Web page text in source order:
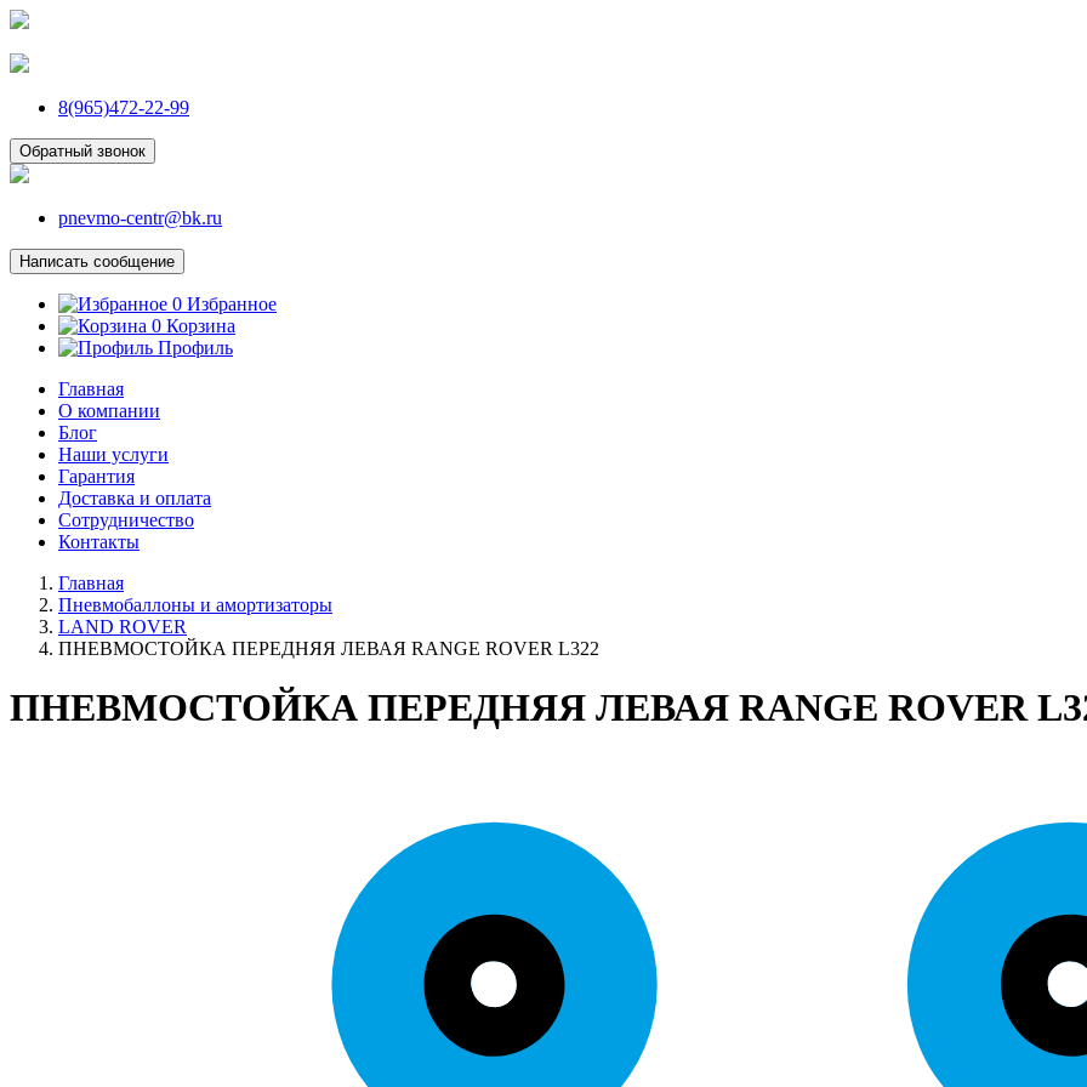
8(965)472-22-99
Обратный звонок
pnevmo-centr@bk.ru
Написать сообщение
0 Избранное
0 Корзина
Профиль
Главная
О компании
Блог
Наши услуги
Гарантия
Доставка и оплата
Сотрудничество
Контакты
Главная
Пневмобаллоны и амортизаторы
LAND ROVER
ПНЕВМОСТОЙКА ПЕРЕДНЯЯ ЛЕВАЯ RANGE ROVER L322
ПНЕВМОСТОЙКА ПЕРЕДНЯЯ ЛЕВАЯ RANGE ROVER